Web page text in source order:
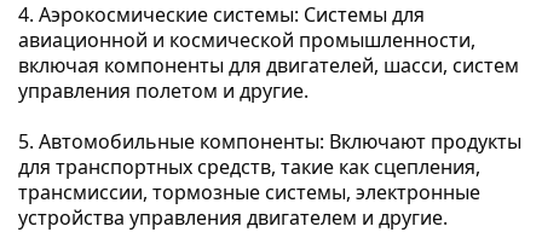
4. Аэрокосмические системы: Системы для
авиационной и космической промышленности,
включая компоненты для двигателей, шасси, систем
управления полетом и другие.
5. Автомобильные компоненты: Включают продукты
для транспортных средств, такие как сцепления,
трансмиссии, тормозные системы, электронные
устройства управления двигателем и другие.